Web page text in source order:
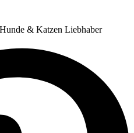
& Katzen Liebhaber